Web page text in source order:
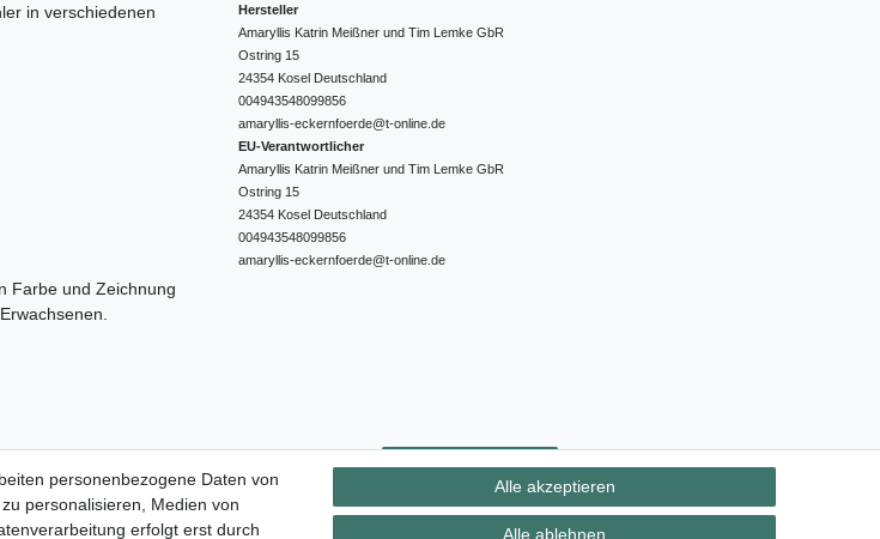
in verschiedenen
Farbe und Zeichnung
Hersteller
Amaryllis Katrin Meißner und Tim Lemke GbR
Ostring 15
24354 Kosel Deutschland
004943548099856
amaryllis-eckernfoerde@t-online.de
EU-Verantwortlicher
Amaryllis Katrin Meißner und Tim Lemke GbR
Ostring 15
24354 Kosel Deutschland
004943548099856
amaryllis-eckernfoerde@t-online.de
Widerrufs­recht Vertrag widerrufen Kontakt
personenbezogene Daten von
personalisieren, Medien von
erfolgt erst durch
Alle akzeptieren
Alle ablehnen